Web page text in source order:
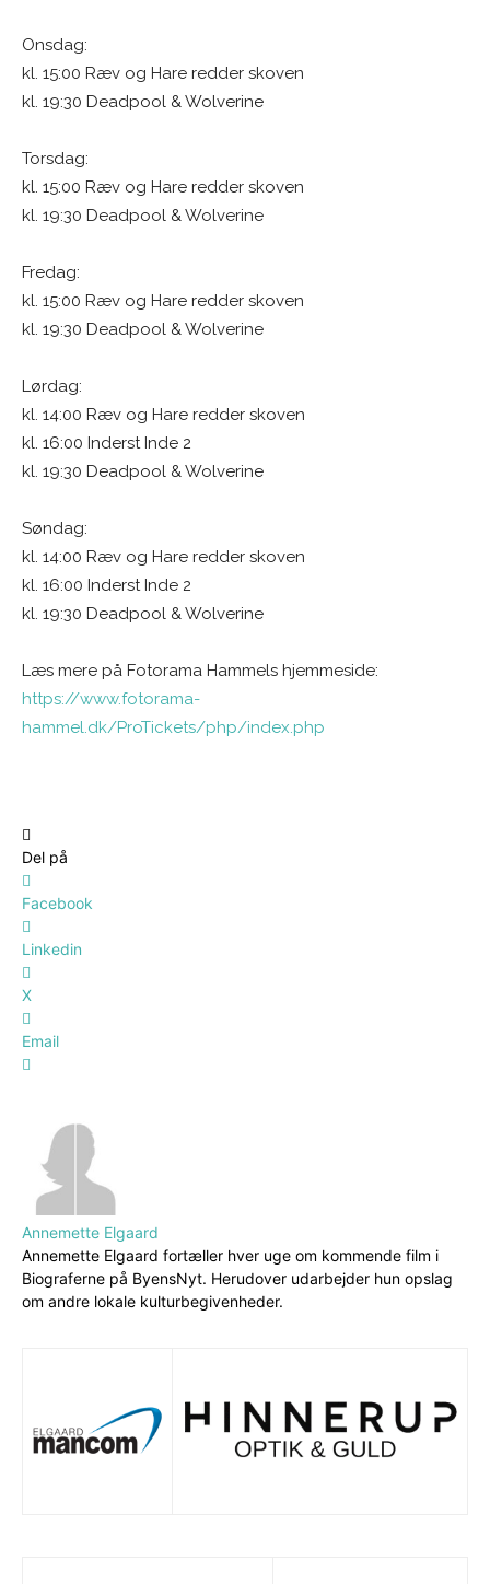
Onsdag:
kl. 15:00 Ræv og Hare redder skoven
kl. 19:30 Deadpool & Wolverine
Torsdag:
kl. 15:00 Ræv og Hare redder skoven
kl. 19:30 Deadpool & Wolverine
Fredag:
kl. 15:00 Ræv og Hare redder skoven
kl. 19:30 Deadpool & Wolverine
Lørdag:
kl. 14:00 Ræv og Hare redder skoven
kl. 16:00 Inderst Inde 2
kl. 19:30 Deadpool & Wolverine
Søndag:
kl. 14:00 Ræv og Hare redder skoven
kl. 16:00 Inderst Inde 2
kl. 19:30 Deadpool & Wolverine
Læs mere på Fotorama Hammels hjemmeside:
https://www.fotorama-
hammel.dk/ProTickets/php/index.php
Del på
Facebook
Linkedin
X
Email
Annemette Elgaard
Annemette Elgaard fortæller hver uge om kommende film i
Biograferne på ByensNyt. Herudover udarbejder hun opslag
om andre lokale kulturbegivenheder.